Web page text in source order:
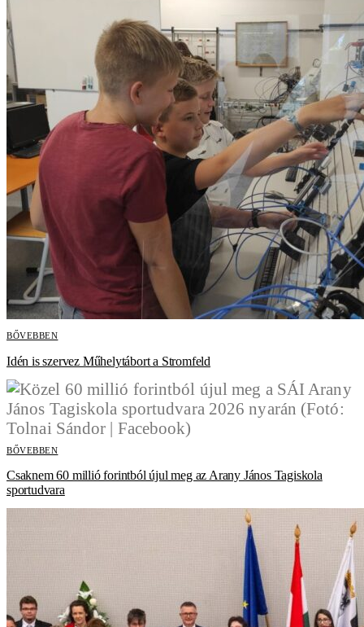
BŐVEBBEN
Idén is szervez Műhelytábort a Stromfeld
BŐVEBBEN
Csaknem 60 millió forintból újul meg az Arany János Tagiskola
sportudvara